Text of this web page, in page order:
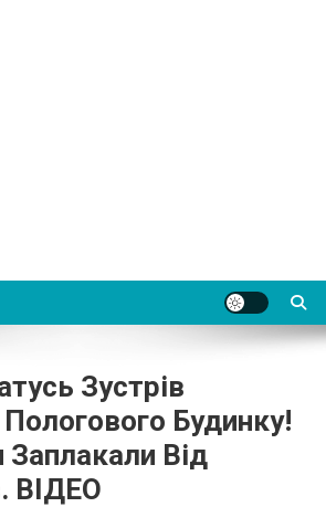
Зустрів
Будинку!
Від
ВIДЕО